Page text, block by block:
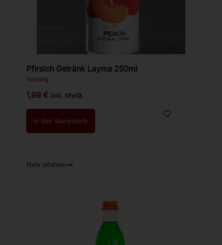
Pfirsich Getränk Layma 250ml
Vorrätig
1,99€ inkl. MwSt.
In den Warenkorb
Mehr erfahren